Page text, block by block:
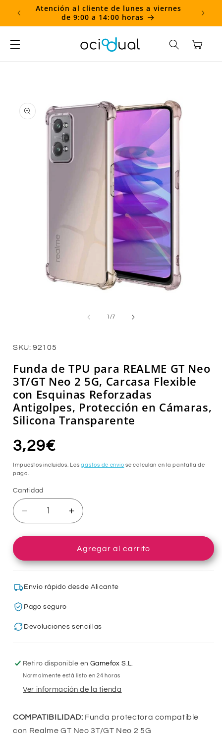
directamenteAtención al cliente de lunes a viernes
de 9:00 a 14:00 horas
Carrito
información
del producto
ventana
1 /de
7
SKU: 92105
Funda de TPU para REALME GT Neo
3T/GT Neo 2 5G, Carcasa Flexible
con Esquinas Reforzadas
Antigolpes, Protección en Cámaras,
Silicona Transparente
Precio
habitual
3,29€
Impuestos incluidos. Losgastos de envío se calculan en la pantalla de
pago.
Cantidad
Cantidad
Reducir
cantidad
para
de
REALME
GT
Neo
3T/GT
Carcasa
Flexible
con
Reforzadas
Antigolpes,
Protección
Aumentar
cantidad
para
Funda
de
REALME
3T/GT
Carcasa
Flexible
con
Reforzadas
Antigolpes,
Protección
Agregar al carrito
Envío rápido desde Alicante
Pago seguro
Devoluciones sencillas
Retiro disponible en Gamefox S.L.
Normalmente está listo en 24 horas
Ver información de la tienda
COMPATIBILIDAD: Funda protectora compatible
con Realme GT Neo 3T/GT Neo 2 5G